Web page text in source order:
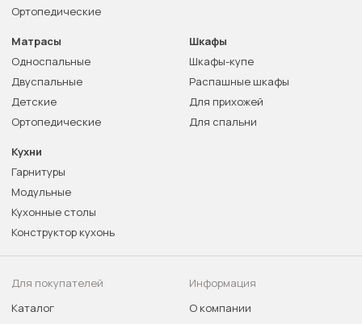
Ортопедические
Матрасы
Односпальные
Двуспальные
Детские
Ортопедические
Шкафы
Шкафы-купе
Распашные шкафы
Для прихожей
Для спальни
Кухни
Гарнитуры
Модульные
Кухонные столы
Конструктор кухонь
Для покупателей
Каталог
Информация
О компании